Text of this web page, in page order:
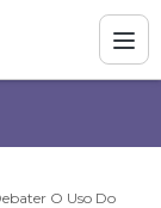
O Uso Do